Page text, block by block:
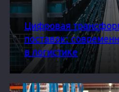
Цифровая
поставок:
в логистике